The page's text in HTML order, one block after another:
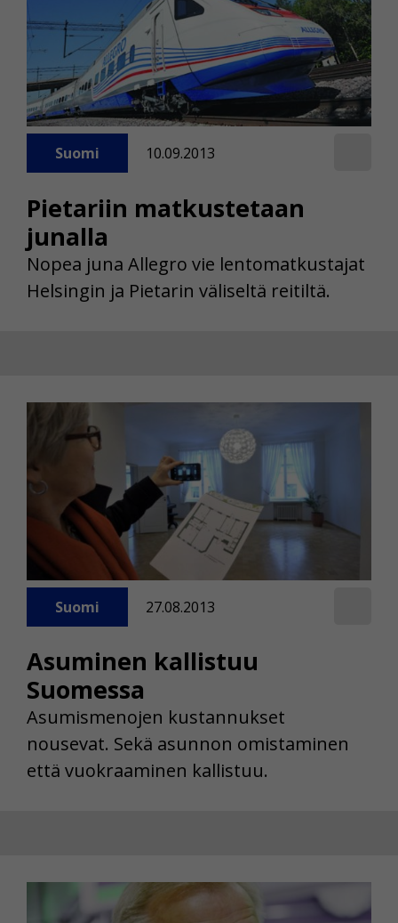
Pietariin matkustetaan
junalla
Suomi 10.09.2013
Nopea juna Allegro vie lentomatkustajat
Helsingin ja Pietarin väliseltä reitiltä.
Asuminen kallistuu
Suomessa
Suomi 27.08.2013
Asumismenojen kustannukset
nousevat. Sekä asunnon omistaminen
että vuokraaminen kallistuu.